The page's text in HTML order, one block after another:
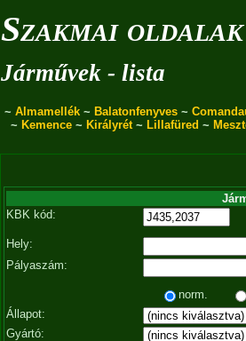
Szakmai oldalak
Járművek - lista
~ Almamellék ~ Balatonfenyves ~
~ Kemence~ Királyrét~ Lillafüred ~
KBK kód:
Hely:
Pályaszám:
norm.
Állapot:
Gyártó: